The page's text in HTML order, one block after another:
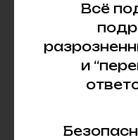
Всё
и